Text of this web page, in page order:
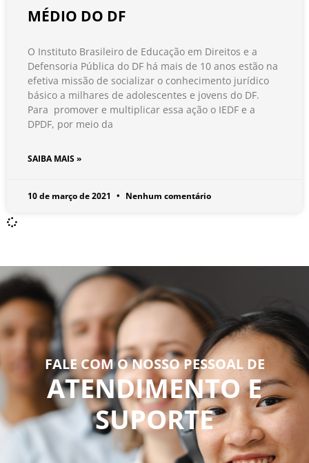
MÉDIO DO DF
O Instituto Brasileiro de Educação em Direitos e a
Defensoria Pública do DF há mais de 10 anos estão na
efetiva missão de socializar o conhecimento jurídico
básico a milhares de adolescentes e jovens do DF.
Para promover e multiplicar essa ação o IEDF e a
DPDF, por meio da
SAIBA MAIS »
10 de março de 2021 Nenhum comentário
FALE COM O NOSSO PESSOAL DE
ATENDIMENTO E
SUPORTE